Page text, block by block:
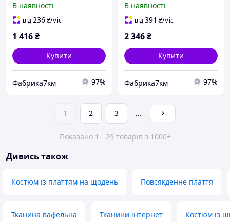
розкльошені штани
палацо розміри 50-60
В наявності
від236₴/міс
1 416₴
Купити
Фабрика7км 97%
кардиган із поясом і
розкльошені штани
В наявності
від391 ₴/міс
2 346₴
Купити
Фабрика7км 97%
1 2 3 ...
Показано 1 - 29 товарів з 1000+
Дивись також
Костюм із платтям на щодень Повсякденне плаття
Тканина вафельна Тканини інтернет Костюм із